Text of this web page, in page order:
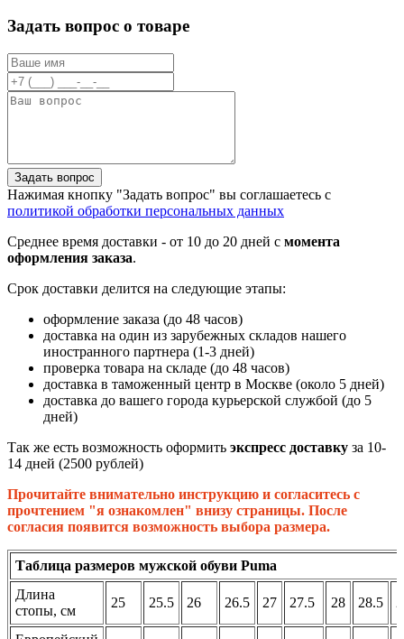
Задать вопрос о товаре
Задать вопрос
Нажимая кнопку "Задать вопрос" вы соглашаетесь с
политикой обработки персональных данных
Среднее время доставки - от 10 до 20 дней с момента
оформления заказа.
Срок доставки делится на следующие этапы:
оформление заказа (до 48 часов)
доставка на один из зарубежных складов нашего
иностранного партнера (1-3 дней)
проверка товара на складе (до 48 часов)
доставка в таможенный центр в Москве (около 5 дней)
доставка до вашего города курьерской службой (до 5
дней)
Так же есть возможность оформить экспресс доставку за 10-
14 дней (2500 рублей)
Прочитайте внимательно инструкцию и согласитесь с
прочтением "я ознакомлен" внизу страницы. После
согласия появится возможность выбора размера.
Таблица размеров мужской обуви Puma
Длина
стопы, см
25 25.5 26 26.5 27 27.5 28 28.5